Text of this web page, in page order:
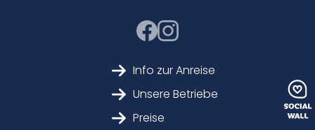
Info zur Anreise
Unsere Betriebe
Preise